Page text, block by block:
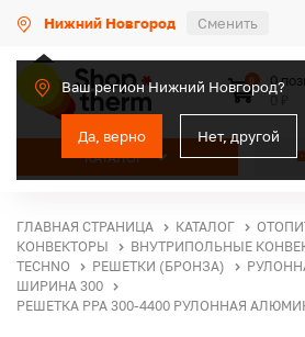
Нижний Новгород Сменить
Ваш регион Нижний Новгород?
Да, верно Нет, другой
КАТАЛОГ
0
0
ГЛАВНАЯ СТРАНИЦА КАТАЛОГ
КОНВЕКТОРЫ
ВНУТРИПОЛЬНЫЕ
TECHNO
РЕШЕТКИ (БРОНЗА)
ШИРИНА 300
РЕШЕТКА PPA 300-4400 РУЛОННАЯ